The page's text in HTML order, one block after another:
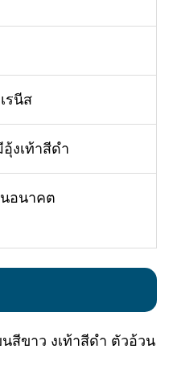
รนีส
งเท้าสีดำ
อนาคต
สีขาว งเท้าสีดำ ตัวอ้วน